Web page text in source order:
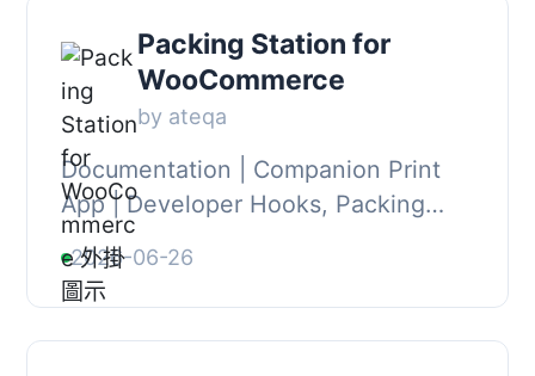
Packing Station for
WooCommerce
by ateqa
Documentation | Companion Print
App | Developer Hooks, Packing
Station for WooCommerce is
designed for WooCommerce stores
that need to process and ...
2026-06-26